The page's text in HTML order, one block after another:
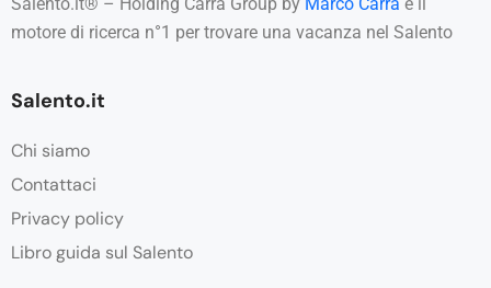
motore di ricerca n°1 per trovare una vacanza nel Salento
Salento.it
Chi siamo
Contattaci
Privacy policy
Libro guida sul Salento